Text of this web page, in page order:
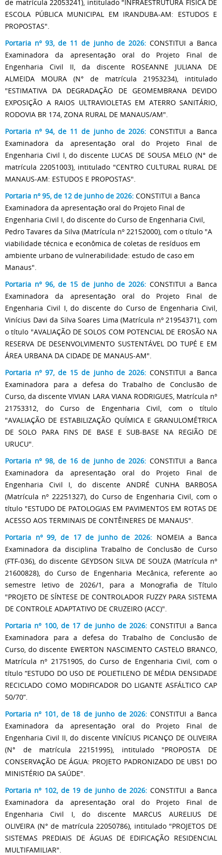
de matrícula 22053241), intitulado "INFRAESTRUTURA FÍSICA DE
ESCOLA PÚBLICA MUNICIPAL EM IRANDUBA-AM: ESTUDOS E
PROPOSTAS".
Portaria nº 93, de 11 de junho de 2026: CONSTITUI a Banca
Examinadora da apresentação oral do Projeto Final de
Engenharia Civil II, da discente ROSEANNE JULIANA DE
ALMEIDA MOURA (N° de matrícula 21953234), intitulado
"ESTIMATIVA DA DEGRADAÇÃO DE GEOMEMBRANA DEVIDO
EXPOSIÇÃO A RAIOS ULTRAVIOLETAS EM ATERRO SANITÁRIO,
RODOVIA BR 174, ZONA RURAL DE MANAUS/AM".
Portaria nº 94, de 11 de junho de 2026: CONSTITUI a Banca
Examinadora da apresentação oral do Projeto Final de
Engenharia Civil I, do discente LUCAS DE SOUSA MELO (N° de
matrícula 22051003), intitulado "CENTRO CULTURAL RURAL DE
MANAUS-AM: ESTUDOS E PROPOSTAS".
Portaria nº 95, de 12 de junho de 2026: CONSTITUI a Banca
Examinadora da apresentação oral do Projeto Final de
Engenharia Civil I, do discente do Curso de Engenharia Civil,
Pedro Tavares da Silva (Matrícula nº 22152000), com o título "A
viabilidade técnica e econômica de coletas de resíduos em
ambiente urbano de vulnerabilidade: estudo de caso em
Manaus".
Portaria nº 96, de 15 de junho de 2026: CONSTITUI a Banca
Examinadora da apresentação oral do Projeto Final de
Engenharia Civil I, do discente do Curso de Engenharia Civil,
Vinícius Davi da Silva Soares Lima (Matrícula nº 21954371), com
o título "AVALIAÇÃO DE SOLOS COM POTENCIAL DE EROSÃO NA
RESERVA DE DESENVOLVIMENTO SUSTENTÁVEL DO TUPÉ E EM
ÁREA URBANA DA CIDADE DE MANAUS-AM".
Portaria nº 97, de 15 de junho de 2026: CONSTITUI a Banca
Examinadora para a defesa do Trabalho de Conclusão de
Curso, da discente VIVIAN LARA VIANA RODRIGUES, Matrícula nº
21753312, do Curso de Engenharia Civil, com o título
"AVALIAÇÃO DE ESTABILIZAÇÃO QUÍMICA E GRANULOMÉTRICA
DE SOLO PARA FINS DE BASE E SUB-BASE NA REGIÃO DE
URUCU".
Portaria nº 98, de 16 de junho de 2026: CONSTITUI a Banca
Examinadora da apresentação oral do Projeto Final de
Engenharia Civil I, do discente ANDRÉ CUNHA BARBOSA
(Matrícula nº 22251327), do Curso de Engenharia Civil, com o
título "ESTUDO DE PATOLOGIAS EM PAVIMENTOS EM ROTAS DE
ACESSO AOS TERMINAIS DE CONTÊINERES DE MANAUS".
Portaria nº 99, de 17 de junho de 2026: NOMEIA a Banca
Examinadora da disciplina Trabalho de Conclusão de Curso
(FTF-036), do discente GEYDSON SILVA DE SOUZA (Matrícula nº
21600828), do Curso de Engenharia Mecânica, referente ao
semestre letivo de 2026/1, para a Monografia de Título
"PROJETO DE SÍNTESE DE CONTROLADOR FUZZY PARA SISTEMA
DE CONTROLE ADAPTATIVO DE CRUZEIRO (ACC)".
Portaria nº 100, de 17 de junho de 2026: CONSTITUI a Banca
Examinadora para a defesa do Trabalho de Conclusão de
Curso, do discente EWERTON NASCIMENTO CASTELO BRANCO,
Matrícula nº 21751905, do Curso de Engenharia Civil, com o
título “ESTUDO DO USO DE POLIETILENO DE MÉDIA DENSIDADE
RECICLADO COMO MODIFICADOR DO LIGANTE ASFÁLTICO CAP
50/70”.
Portaria nº 101, de 18 de junho de 2026: CONSTITUI a Banca
Examinadora da apresentação oral do Projeto Final de
Engenharia Civil II, do discente VINÍCIUS PICANÇO DE OLIVEIRA
(N° de matrícula 22151995), intitulado "PROPOSTA DE
CONSERVAÇÃO DE ÁGUA: PROJETO PADRONIZADO DE UBS1 DO
MINISTÉRIO DA SAÚDE".
Portaria nº 102, de 19 de junho de 2026: CONSTITUI a Banca
Examinadora da apresentação oral do Projeto Final de
Engenharia Civil I, do discente MARCUS AURELIUS DE
OLIVEIRA (N° de matrícula 22050786), intitulado "PROJETOS DE
SISTEMAS PREDIAIS DE ÁGUAS DE EDIFICAÇÃO RESIDENCIAL
MULTIFAMILIAR".